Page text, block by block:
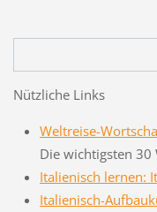
Nützliche Links
Weltreise-
Die wichtigsten 30
Italienisch lernen:
Italienisch-